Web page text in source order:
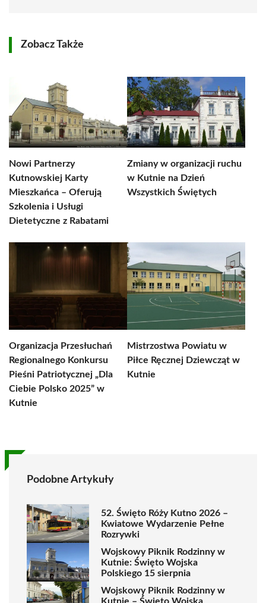
Zobacz Także
Nowi Partnerzy
Kutnowskiej Karty
Mieszkańca – Oferują
Szkolenia i Usługi
Dietetyczne z Rabatami
Zmiany w organizacji ruchu
w Kutnie na Dzień
Wszystkich Świętych
Organizacja Przesłuchań
Regionalnego Konkursu
Pieśni Patriotycznej „Dla
Ciebie Polsko 2025” w
Kutnie
Mistrzostwa Powiatu w
Piłce Ręcznej Dziewcząt w
Kutnie
Podobne Artykuły
52. Święto Róży Kutno 2026 –
Kwiatowe Wydarzenie Pełne
Rozrywki
Wojskowy Piknik Rodzinny w
Kutnie: Święto Wojska
Polskiego 15 sierpnia
Wojskowy Piknik Rodzinny w
Kutnie – Święto Wojska